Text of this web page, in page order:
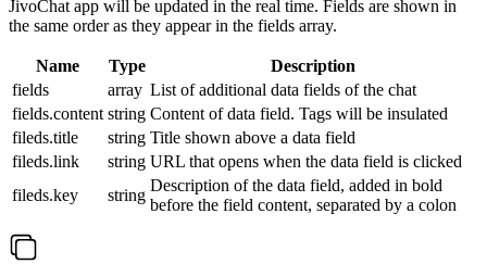
JivoChat app will be updated in the real time. Fields are shown in
the same order as they appear in the fields array.
Name Type
Description
fields
array List of additional data fields of the chat
fields.content string Content of data field. Tags will be insulated
fileds.title
string Title shown above a data field
fileds.link
string URL that opens when the data field is clicked
fileds.key
string
Description of the data field, added in bold
before the field content, separated by a colon